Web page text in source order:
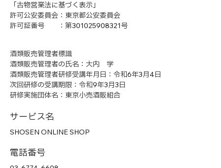
「古物営業法に基づく表示」
許可公安委員会：東京都公安委員会
許可証番号 ：第301025908321号
酒類販売管理者標識
酒類販売管理者の氏名：大内 学
酒類販売管理者研修受講年月日：令和6年3月4日
次回研修の受講期限：令和9年3月3日
研修実施団体名：東京小売酒販組合
サービス名
SHOSEN ONLINE SHOP
電話番号